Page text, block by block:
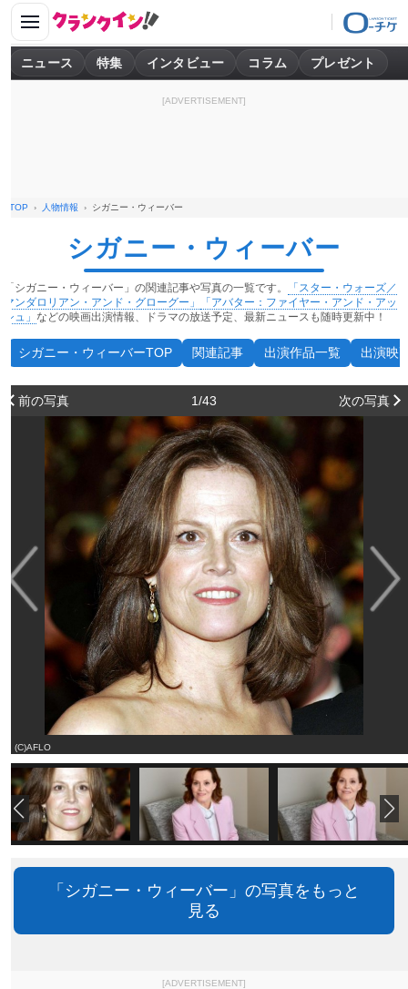
ニュース 特集 インタビュー コラム プレゼント
[ADVERTISEMENT]
TOP 人物情報 シガニー・ウィーバー
シガニー・ウィーバー
「シガニー・ウィーバー」の関連記事や写真の一覧です。
「スター・ウォーズ／
マンダロリアン・アンド・グローグー」
「アバター：ファイヤー・アンド・アッ
シュ」 などの映画出演情報、ドラマの放送予定、最新ニュースも随時更新中！
シガニー・ウィーバーTOP 関連記事 出演作品一覧 出演映
前の写真 1/43 次の写真
(C)AFLO
「シガニー・ウィーバー」の写真をもっと
見る
[ADVERTISEMENT]